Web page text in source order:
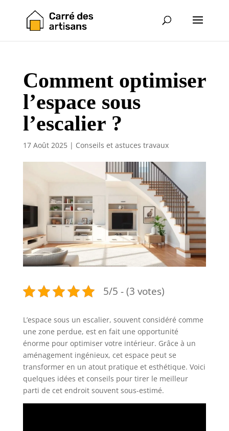
Comment optimiser
l’espace sous
l’escalier ?
17 Août 2025| Conseils et astuces travaux
5/5 - (3 votes)
L’espace sous un escalier, souvent considéré comme
une zone perdue, est en fait une opportunité
énorme pour optimiser votre intérieur. Grâce à un
aménagement ingénieux, cet espace peut se
transformer en un atout pratique et esthétique. Voici
quelques idées et conseils pour tirer le meilleur
parti de cet endroit souvent sous-estimé.